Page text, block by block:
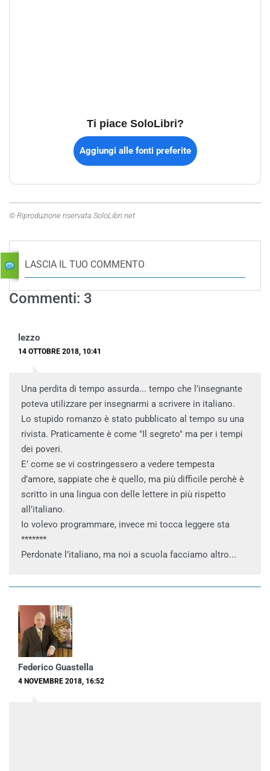
Ti piace SoloLibri?
Aggiungi alle fonti preferite
© Riproduzione riservata SoloLibri.net
LASCIA IL TUO COMMENTO
Commenti: 3
lezzo
14 OTTOBRE 2018, 10:41
Una perdita di tempo assurda... tempo che l’insegnante
poteva utilizzare per insegnarmi a scrivere in italiano.
Lo stupido romanzo è stato pubblicato al tempo su una
rivista. Praticamente è come "Il segreto" ma per i tempi
dei poveri.
E’ come se vi costringessero a vedere tempesta
d’amore, sappiate che è quello, ma più difficile perchè è
scritto in una lingua con delle lettere in più rispetto
all’italiano.
Io volevo programmare, invece mi tocca leggere sta
*******
Perdonate l’italiano, ma noi a scuola facciamo altro...
Federico Guastella
4 NOVEMBRE 2018, 16:52